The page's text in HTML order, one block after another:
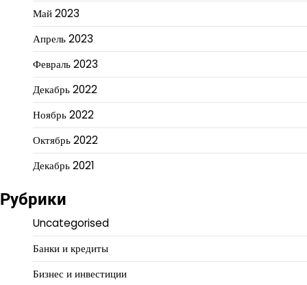
Май 2023
Апрель 2023
Февраль 2023
Декабрь 2022
Ноябрь 2022
Октябрь 2022
Декабрь 2021
Рубрики
Uncategorised
Банки и кредиты
Бизнес и инвестиции